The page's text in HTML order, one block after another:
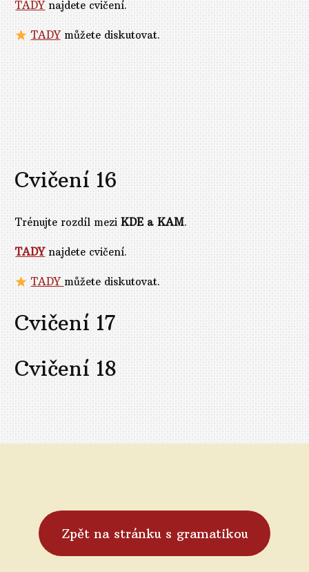
TADYnajdete cvičení.
TADYmůžete diskutovat.
Cvičení 16
Trénujte rozdíl meziKDE a KAM.
TADYnajdete cvičení.
TADY můžete diskutovat.
Cvičení 17
Cvičení 18
Zpět na stránku s gramatikou